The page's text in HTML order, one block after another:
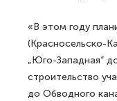
«В этом году
(Красносельско-
„Юго-Западная“
строительство
до Обводного